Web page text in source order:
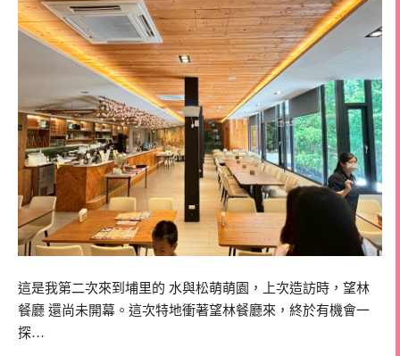
這是我第二次來到埔里的 水與松萌萌園，上次造訪時，望林
餐廳 還尚未開幕。這次特地衝著望林餐廳來，終於有機會一
探…